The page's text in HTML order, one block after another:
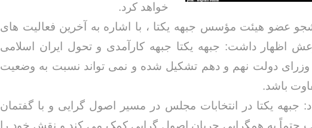
خواهد کرد.
عضو هیئت مؤسس جبهه یکتا ، با اشاره به آخرین فعالیت های
اظهار داشت: جبهه یکتا جبهه کارآمدی و تحول ایران اسلامی
وزرای دولت نهم و دهم تشکیل شده و نمی تواند نسبت به وضعیت
باشد.
جبهه یکتا در انتخابات مجلس در مسیر اصول گرایی و با گفتمان
حتماً به همگرایی جریان اصول گرایی کمک می کند و نقش خود را